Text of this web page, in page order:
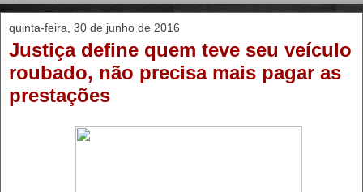
quinta-feira, 30 de junho de 2016
Justiça define quem teve seu veículo
roubado, não precisa mais pagar as
prestações